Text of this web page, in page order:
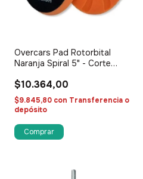
Overcars Pad Rotorbital
Naranja Spiral 5" - Corte
$10.364,00
$9.845,80 con Transferencia o
depósito